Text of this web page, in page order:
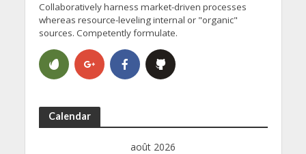
Collaboratively harness market-driven processes
whereas resource-leveling internal or "organic"
sources. Competently formulate.
Calendar
août 2026